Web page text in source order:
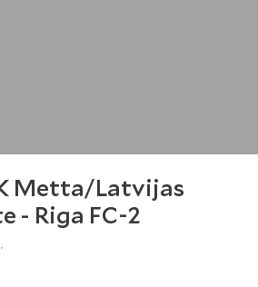
Metta/Latvijas
- Riga FC-2